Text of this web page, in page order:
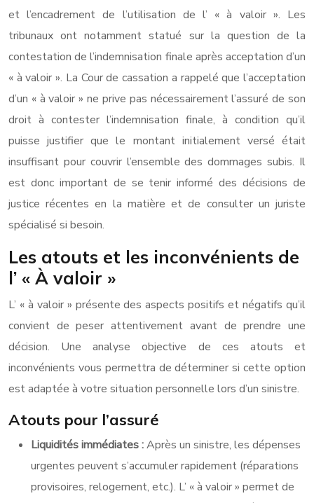
et l’encadrement de l’utilisation de l’ « à valoir ». Les
tribunaux ont notamment statué sur la question de la
contestation de l’indemnisation finale après acceptation d’un
« à valoir ». La Cour de cassation a rappelé que l’acceptation
d’un « à valoir » ne prive pas nécessairement l’assuré de son
droit à contester l’indemnisation finale, à condition qu’il
puisse justifier que le montant initialement versé était
insuffisant pour couvrir l’ensemble des dommages subis. Il
est donc important de se tenir informé des décisions de
justice récentes en la matière et de consulter un juriste
spécialisé si besoin.
Les atouts et les inconvénients de
l’ « À valoir »
L’ « à valoir » présente des aspects positifs et négatifs qu’il
convient de peser attentivement avant de prendre une
décision. Une analyse objective de ces atouts et
inconvénients vous permettra de déterminer si cette option
est adaptée à votre situation personnelle lors d’un sinistre.
Atouts pour l’assuré
Liquidités immédiates :Après un sinistre, les dépenses
urgentes peuvent s’accumuler rapidement (réparations
provisoires, relogement, etc.). L’ « à valoir » permet de